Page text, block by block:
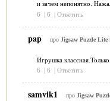
и зачем непонятно.
6
| 6 | Ответить
pap про Jigsaw Puzzle Lite
Игрушка
6
| 6 | Ответить
samvik1 про Jigsaw